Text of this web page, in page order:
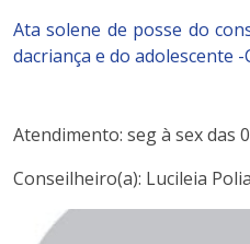
Ata solene de posse do
dacriança e do adolescente
Atendimento: seg à sex das
Conseilheiro(a): Lucileia